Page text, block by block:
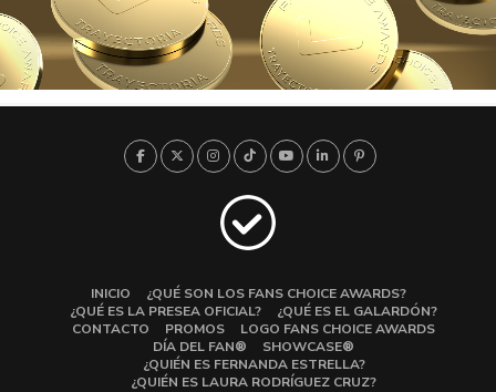
INICIO
¿QUÉ SON LOS FANS CHOICE AWARDS?
¿QUÉ ES LA PRESEA OFICIAL?
¿QUÉ ES EL GALARDÓN?
CONTACTO
PROMOS
LOGO FANS CHOICE AWARDS
DÍA DEL FAN®
SHOWCASE®
¿QUIÉN ES FERNANDA ESTRELLA?
¿QUIÉN ES LAURA RODRÍGUEZ CRUZ?